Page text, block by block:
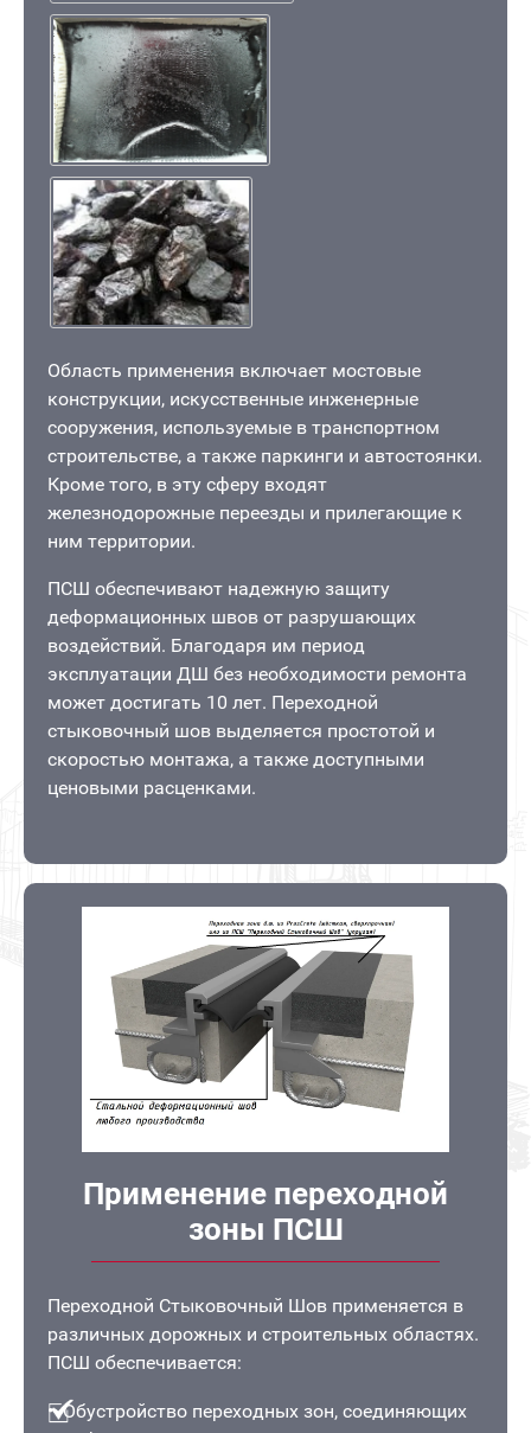
Область применения включает мостовые
конструкции, искусственные инженерные
сооружения, используемые в транспортном
строительстве, а также паркинги и автостоянки.
Кроме того, в эту сферу входят
железнодорожные переезды и прилегающие к
ним территории.
ПСШ обеспечивают надежную защиту
деформационных швов от разрушающих
воздействий. Благодаря им период
эксплуатации ДШ без необходимости ремонта
может достигать 10 лет. Переходной
стыковочный шов выделяется простотой и
скоростью монтажа, а также доступными
ценовыми расценками.
Применение переходной
зоны ПСШ
Переходной Стыковочный Шов применяется в
различных дорожных и строительных областях.
ПСШ обеспечивается:
Обустройство переходных зон, соединяющих